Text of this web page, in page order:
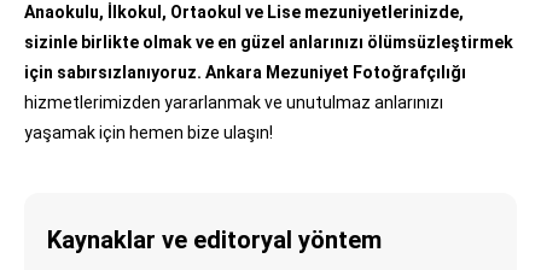
Anaokulu, İlkokul, Ortaokul ve Lise mezuniyetlerinizde,
sizinle birlikte olmak ve en güzel anlarınızı ölümsüzleştirmek
için sabırsızlanıyoruz. Ankara Mezuniyet Fotoğrafçılığı
hizmetlerimizden yararlanmak ve unutulmaz anlarınızı
yaşamak için hemen bize ulaşın!
Kaynaklar ve editoryal yöntem